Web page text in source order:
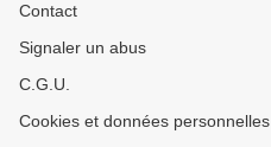
Contact
Signaler un abus
C.G.U.
Cookies et données personnelles